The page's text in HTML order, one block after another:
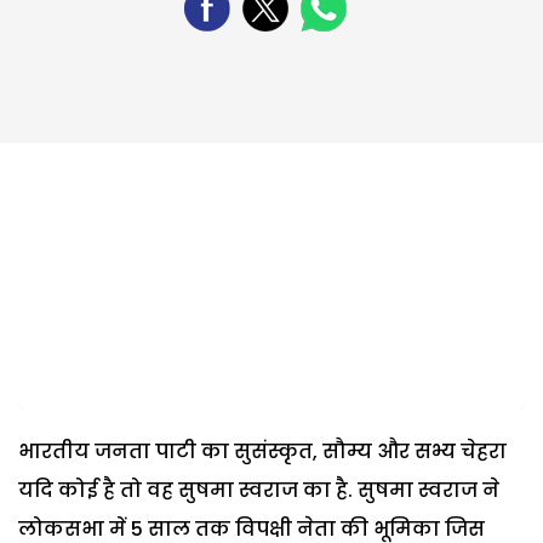
भारतीय जनता पाटी का सुसंस्कृत, सौम्य और सभ्य चेहरा
यदि कोई है तो वह सुषमा स्वराज का है. सुषमा स्वराज ने
लोकसभा में 5 साल तक विपक्षी नेता की भूमिका जिस